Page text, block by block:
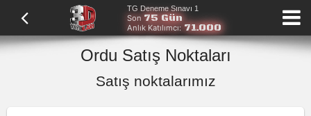
TG Deneme Sınavı 1
Son 75 Gün
Anlık Katılımcı:71.000
Ordu Satış Noktaları
Satış noktalarımız